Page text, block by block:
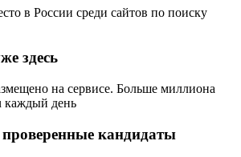
в России среди сайтов по поиску
здесь
на сервисе. Больше миллиона
каждый день
кандидаты